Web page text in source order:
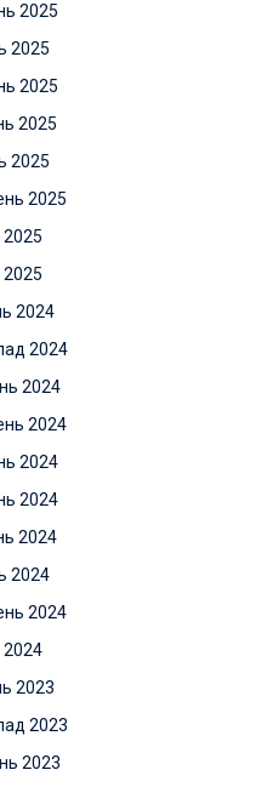
2025
2025
2025
2025
2025
2025
2025
2024
2024
2024
2024
2024
2024
2024
2024
2024
2023
2023
2023